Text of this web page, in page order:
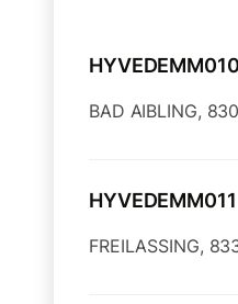
HYVEDEMM010
BAD AIBLING,
HYVEDEMM011
FREILASSING,